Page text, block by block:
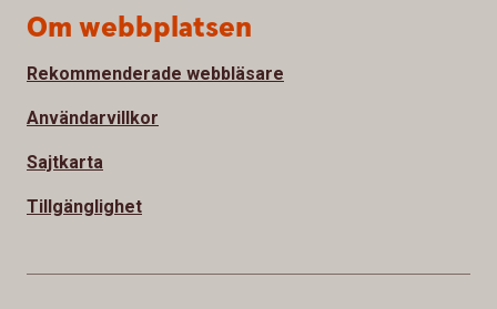
Om webbplatsen
Rekommenderade webbläsare
Användarvillkor
Sajtkarta
Tillgänglighet